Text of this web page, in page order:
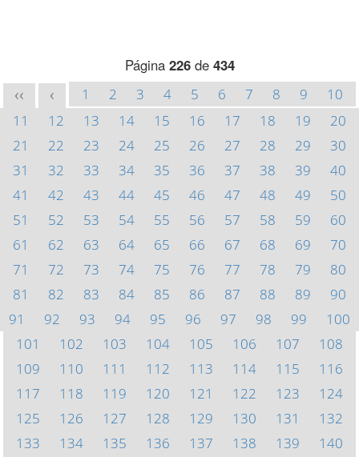
Página 226de 434
<< < 1 2 3 4 5 6 7 8 9
10
11
12 13 14 15 16 17 18 19
20
21
22 23 24 25 26 27 28 29
30
31
32 33 34 35 36 37 38 39
40
41
42 43 44 45 46 47 48 49
50
51
52 53 54 55 56 57 58 59
60
61
62 63 64 65 66 67 68 69
70
71
72 73 74 75 76 77 78 79
80
81
82 83 84 85 86 87 88 89
90
91
92 93 94 95 96 97 98 99
100
101
102 103 104 105 106 107
108
109
110 111 112 113 114 115
116
117
118 119 120 121 122 123
124
125
126 127 128 129 130 131
132
133
134 135 136 137 138 139
140